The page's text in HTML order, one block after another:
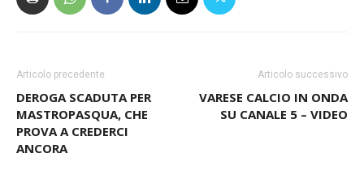
Articolo precedente
DEROGA SCADUTA PER
MASTROPASQUA, CHE
PROVA A CREDERCI
ANCORA
Articolo successivo
VARESE CALCIO IN ONDA
SU CANALE 5 – VIDEO